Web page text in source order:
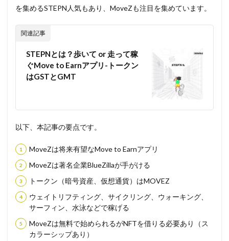
を集めるSTEPN人気もあり、MoveZも注目を集めています。
関連記事
STEPNとは？歩いて or 走って稼
ぐMove to Earnアプリ-トークン
はGSTとGMT
以下、本記事の要点です。
MoveZは将来有望なMove to Earnアプリ
MoveZは著名企業BlueZillaが手がける
トークン（暗号資産、仮想通貨）はMOVEZ
ウェイトリフティング、サイクリング、ウォーキング、
サーフィン、水泳などで稼げる
MoveZは無料で始められるがNFTを借りる必要あり（ス
カラーシップあり）